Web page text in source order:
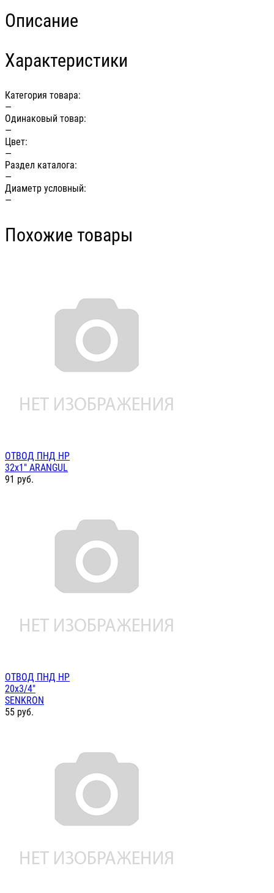
Описание
Характеристики
Категория товара:
—
Одинаковый товар:
—
Цвет:
—
Раздел каталога:
—
Диаметр условный:
—
Похожие товары
ОТВОД ПНД НР
32х1" ARANGUL
91 руб.
ОТВОД ПНД НР
20х3/4"
SENKRON
55 руб.